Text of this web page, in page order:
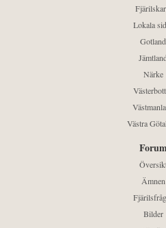
Lokala
Gotland
Jämtland
Närke
Västra
Ämnen
Bilder